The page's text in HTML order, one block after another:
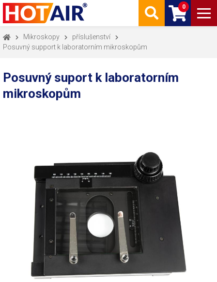
0
Mikroskopy
příslušenství
Posuvný support k laboratorním mikroskopům
Posuvný suport k laboratorním
mikroskopům